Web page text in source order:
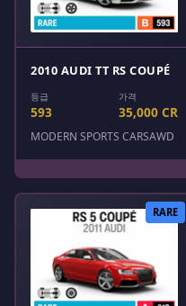
2010 AUDI TT RS COUPÉ
등급
593
가격
35,000 CR
MODERN SPORTS CARSAWD
RARE